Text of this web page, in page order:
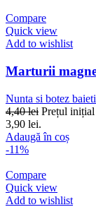
Compare
Quick view
Add to wishlist
Marturii
Nunta si botez
4,40lei Prețul
3,90 lei.
Adaugă în coș
-11%
Compare
Quick view
Add to wishlist